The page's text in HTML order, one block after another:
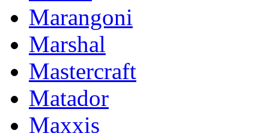
Marangoni
Marshal
Mastercraft
Matador
Maxxis